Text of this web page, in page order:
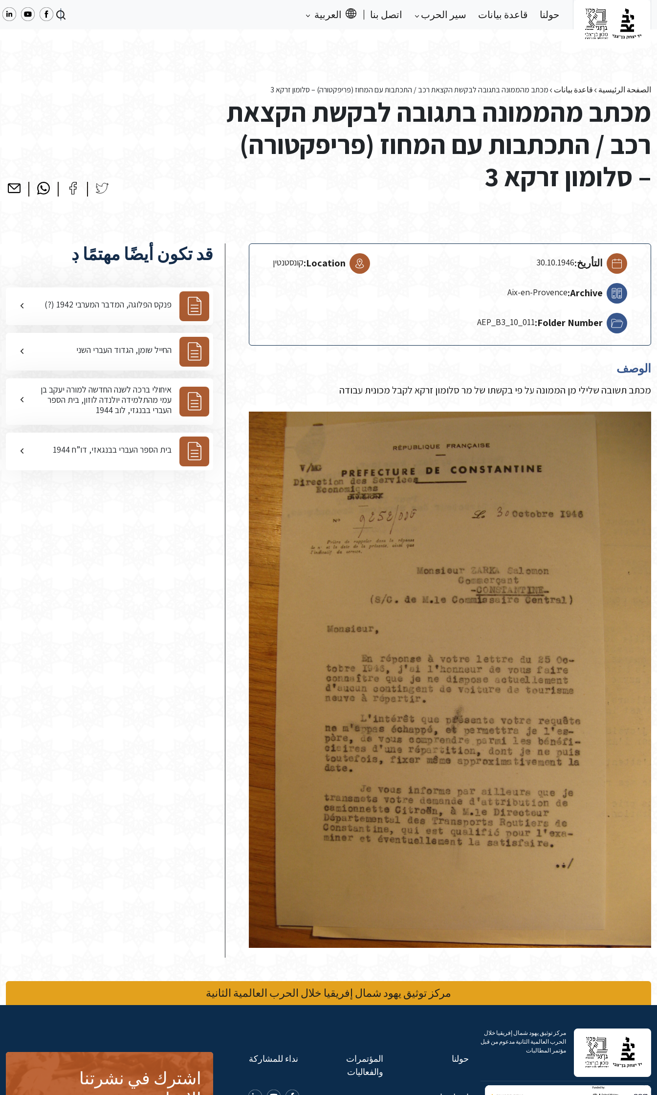
حولنا قاعدة بيانات سير الحرب اتصل بنا العربية
الصفحة الرئيسية قاعدة بيانات מכתב מהממונה בתגובה לבקשת הקצאת רכב / התכתבות עם המחוז (פריפקטורה) – סלומון זרקא 3
מכתב מהממונה בתגובה לבקשת הקצאת
רכב / התכתבות עם המחוז (פריפקטורה)
– סלומון זרקא 3
التأريخ:30.10.1946
Location: קונסטנטין
Archive:
Aix-en-Provence
Folder Number:
AEP_B3_10_011
الوصف
מכתב תשובה שלילי מן הממונה על פי בקשתו של מר סלומון זרקא לקבל מכונית עבודה
قد تكون أيضًا مهتمًا ڊ
פנקס הפלוגה, המדבר המערבי 1942 (?)
החייל שומן, הגדוד העברי השני
איחולי ברכה לשנה החדשה למורה יעקב בן
עמי מהתלמידה יולנדה לוזון, בית הספר
העברי בבנגזי, לוב 1944
בית הספר העברי בבנגאזי, דו”ח 1944
مركز توثيق يهود شمال إفريقيا خلال الحرب العالمية الثانية
مركز توثيق يهود شمال إفريقيا خلال
الحرب العالمية الثانية مدعوم من قبل
مؤتمر المطالبات
حولنا
المؤتمرات
والفعاليات
نداء للمشاركة
اشترك في نشرتنا